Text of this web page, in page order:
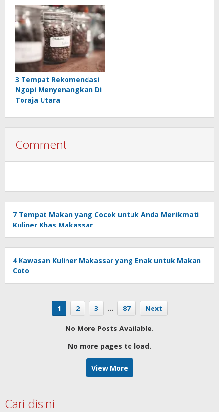
3 Tempat Rekomendasi
Ngopi Menyenangkan Di
Toraja Utara
Comment
7 Tempat Makan yang Cocok untuk Anda Menikmati
Kuliner Khas Makassar
4 Kawasan Kuliner Makassar yang Enak untuk Makan
Coto
1 2 3 … 87 Next
No More Posts Available.
No more pages to load.
View More
Cari disini